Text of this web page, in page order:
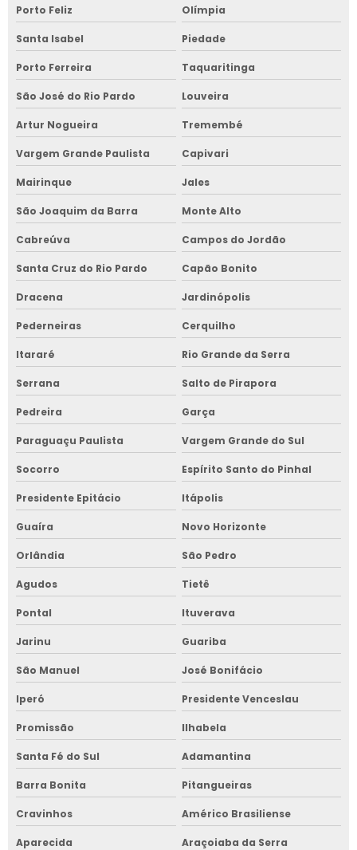
Porto Feliz Olímpia
Santa Isabel Piedade
Porto Ferreira Taquaritinga
São José do Rio Pardo Louveira
Artur Nogueira Tremembé
Vargem Grande Paulista Capivari
Mairinque Jales
São Joaquim da Barra Monte Alto
Cabreúva Campos do Jordão
Santa Cruz do Rio Pardo Capão Bonito
Dracena Jardinópolis
Pederneiras Cerquilho
Itararé Rio Grande da Serra
Serrana Salto de Pirapora
Pedreira Garça
Paraguaçu Paulista Vargem Grande do Sul
Socorro Espírito Santo do Pinhal
Presidente Epitácio Itápolis
Guaíra Novo Horizonte
Orlândia São Pedro
Agudos Tietê
Pontal Ituverava
Jarinu Guariba
São Manuel José Bonifácio
Iperó Presidente Venceslau
Promissão Ilhabela
Santa Fé do Sul Adamantina
Barra Bonita Pitangueiras
Cravinhos Américo Brasiliense
Aparecida Araçoiaba da Serra